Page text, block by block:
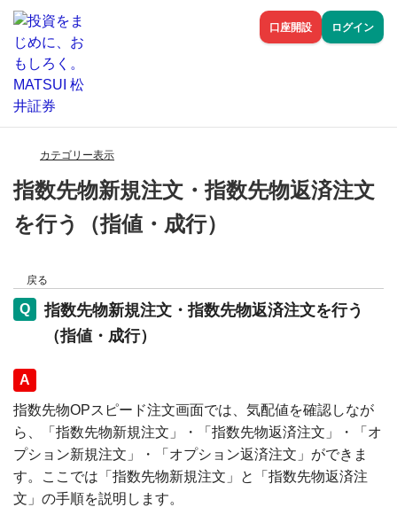
口座開設 ログイン
カテゴリー表示
指数先物新規注文・指数先物返済注文
を行う（指値・成行）
戻る
指数先物新規注文・指数先物返済注文を行う
（指値・成行）
回答
指数先物OPスピード注文画面では、気配値を確認しなが
ら、「指数先物新規注文」・「指数先物返済注文」・「オ
プション新規注文」・「オプション返済注文」ができま
す。ここでは「指数先物新規注文」と「指数先物返済注
文」の手順を説明します。